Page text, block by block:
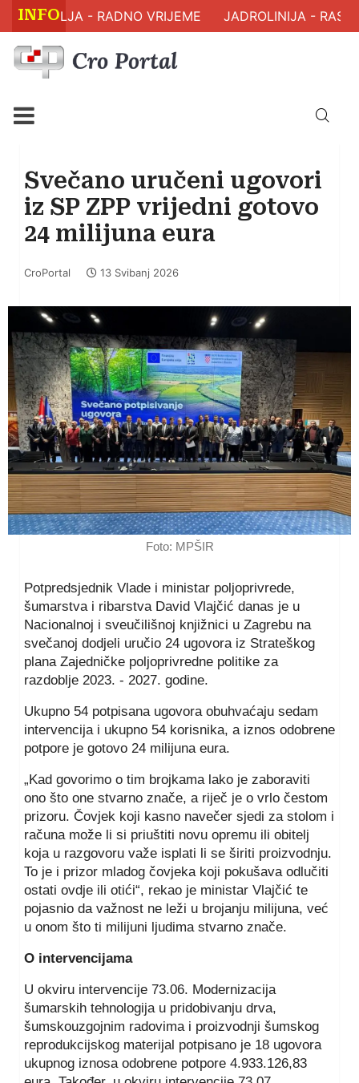
INFO
ZDRAVLJA - RADNO VRIJEME JADROLINIJA -
Svečano uručeni ugovori
iz SP ZPP vrijedni gotovo
24 milijuna eura
CroPortal 13 Svibanj 2026
Foto: MPŠIR
Potpredsjednik Vlade i ministar poljoprivrede,
šumarstva i ribarstva David Vlajčić danas je u
Nacionalnoj i sveučilišnoj knjižnici u Zagrebu na
svečanoj dodjeli uručio 24 ugovora iz Strateškog
plana Zajedničke poljoprivredne politike za
razdoblje 2023. - 2027. godine.
Ukupno 54 potpisana ugovora obuhvaćaju sedam
intervencija i ukupno 54 korisnika, a iznos odobrene
potpore je gotovo 24 milijuna eura.
„Kad govorimo o tim brojkama lako je zaboraviti
ono što one stvarno znače, a riječ je o vrlo čestom
prizoru. Čovjek koji kasno navečer sjedi za stolom i
računa može li si priuštiti novu opremu ili obitelj
koja u razgovoru važe isplati li se širiti proizvodnju.
To je i prizor mladog čovjeka koji pokušava odlučiti
ostati ovdje ili otići“, rekao je ministar Vlajčić te
pojasnio da važnost ne leži u brojanju milijuna, već
u onom što ti milijuni ljudima stvarno znače.
O intervencijama
U okviru intervencije 73.06. Modernizacija
šumarskih tehnologija u pridobivanju drva,
šumskouzgojnim radovima i proizvodnji šumskog
reprodukcijskog materijal potpisano je 18 ugovora
ukupnog iznosa odobrene potpore 4.933.126,83